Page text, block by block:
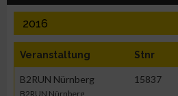
2016
Veranstaltung Stnr
B2RUN Nürnberg
B2RUN Nürnberg
15837